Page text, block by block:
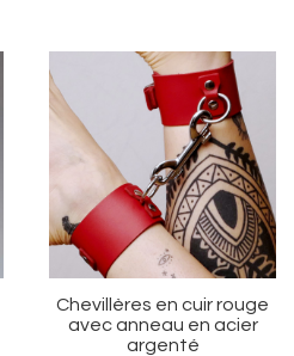
Ajouter
d’envie
Chevillères en cuir rouge
avec anneau en acier
argenté